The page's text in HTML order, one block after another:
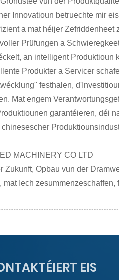
Innovatioun betruechte mir
a mat héijer Zefriddenheet
Prüfungen a
an intelligent
Produkter a Servicer
festhalen,
Mat engem
garantéieren, déi
chinesescher
MACHINERY CO LTD
Zukunft, Opbau vun der
mat Iech
EIS